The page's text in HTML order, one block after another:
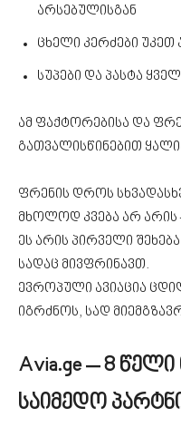
არსებულისგან
ცხელი კერძები უკეთ
სუპები და პასტა
ამ ფაქტორებისა და
გათვალისწინებით
ფრენის დროს
მხოლოდ კვება არ არის
ეს არის პირველი
სადაც მივფრინავთ.
ევროპული ავიაცია
იგრძნოს, სად
Avia.ge – 8
საიმედო